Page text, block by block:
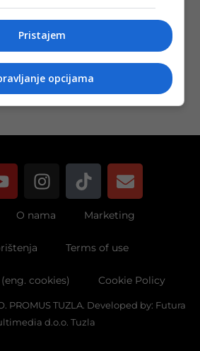
dodatnih skoro 800.000
investicije u obrazovanju
O nama Marketing
Terms of use
cookies) Cookie Policy
PROMUS TUZLA. Developed by: Futura
d.o.o. Tuzla
Pristajem
opcijama